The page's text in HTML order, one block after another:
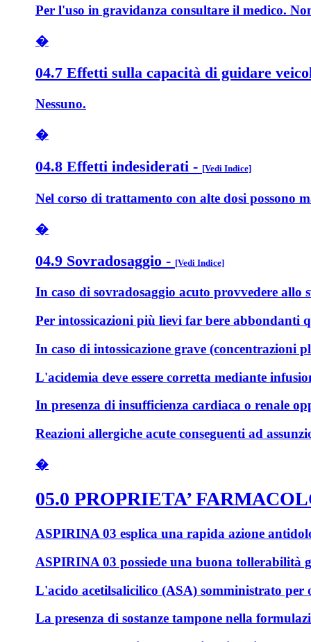
Per l'uso in gravidanza consultare il medico.
�
04.7 Effetti sulla capacità di guidare
Nessuno.
�
04.8 Effetti indesiderati - [Vedi Indice]
Nel corso di trattamento con alte dosi possono
�
04.9 Sovradosaggio - [Vedi Indice]
In caso di sovradosaggio acuto provvedere allo
Per intossicazioni più lievi far bere abbondanti
In caso di intossicazione grave (concentrazioni
L'acidemia deve essere corretta mediante
In presenza di insufficienza cardiaca o renale
Reazioni allergiche acute conseguenti ad
�
05.0 PROPRIETA’
ASPIRINA 03 esplica una rapida azione
ASPIRINA 03 possiede una buona tollerabilità
L'acido acetilsalicilico (ASA) somministrato per
La presenza di sostanze tampone nella